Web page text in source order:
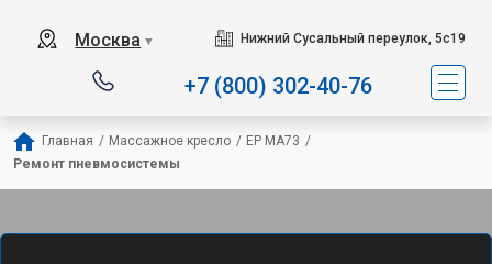
Москва ▼ Нижний Сусальный переулок, 5с19
+7 (800) 302-40-76
Главная / Массажное кресло / EP MA73 /
Ремонт пневмосистемы